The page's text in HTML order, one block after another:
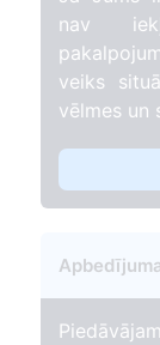
nav
veiks
vēlmes un